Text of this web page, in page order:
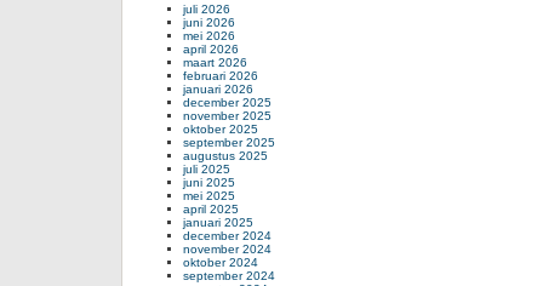
juli 2026
juni 2026
mei 2026
april 2026
maart 2026
februari 2026
januari 2026
december 2025
november 2025
oktober 2025
september 2025
augustus 2025
juli 2025
juni 2025
mei 2025
april 2025
januari 2025
december 2024
november 2024
oktober 2024
september 2024